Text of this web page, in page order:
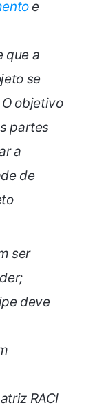
e
que a
se
objetivo
partes
a
de
ser
deve
RACI